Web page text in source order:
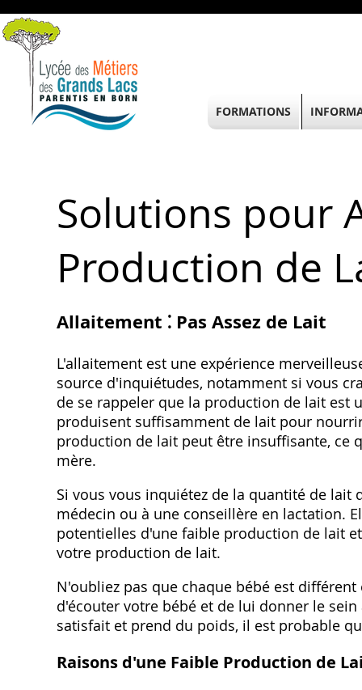
Solutions pour
Production de
Allaitement ⁚ Pas Assez de Lait
L'allaitement est une expérience
source d'inquiétudes, notamment si vous
de se rappeler que la production de lait est
produisent suffisamment de lait pour
production de lait peut être insuffisante, ce
mère.
Si vous vous inquiétez de la quantité de
médecin ou à une conseillère en lactation.
potentielles d'une faible production de lait
votre production de lait.
N'oubliez pas que chaque bébé est
d'écouter votre bébé et de lui donner le
satisfait et prend du poids, il est probable
Raisons d'une Faible Production de
FORMATIONS